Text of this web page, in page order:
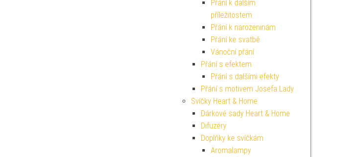
Přání k dalším
příležitostem
Přání k narozeninám
Přání ke svatbě
Vánoční přání
Přání s efektem
Přání s dalšími efekty
Přání s motivem Josefa Lady
Svíčky Heart & Home
Dárkové sady Heart & Home
Difuzéry
Doplňky ke svíčkám
Aromalampy